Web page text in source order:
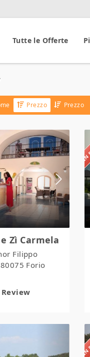
Tutte le Offerte
Prezzo Prezzo
Zì Carmela
Filippo
Forio
Review